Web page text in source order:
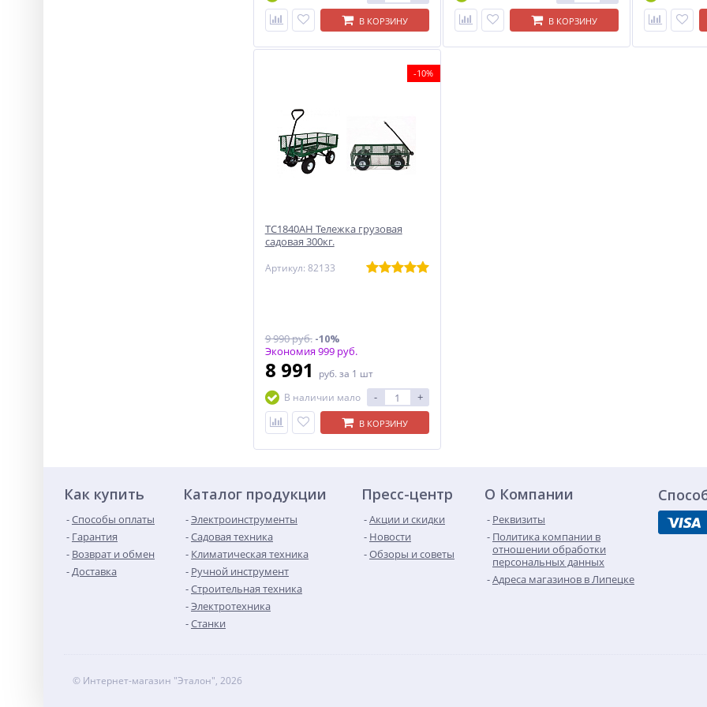
В КОРЗИНУ В КОРЗИНУ
-10%
ТС1840АН Тележка грузовая
садовая 300кг.
Артикул: 82133
9 990 руб.-10%
Экономия 999 руб.
8 991 руб. за 1 шт
В наличии мало
- +
В КОРЗИНУ
Как купить
Способы оплаты
Гарантия
Возврат и обмен
Доставка
Каталог продукции
Электроинструменты
Садовая техника
Климатическая техника
Ручной инструмент
Строительная техника
Электротехника
Станки
Пресс-центр
Акции и скидки
Новости
Обзоры и советы
О Компании
Реквизиты
Политика компании в
отношении обработки
персональных данных
Адреса магазинов в Липецке
© Интернет-магазин "Эталон", 2026